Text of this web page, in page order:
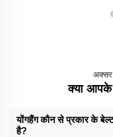
अक्सर
क्या आपके
योंगहैंग कौन से प्रकार के
है?